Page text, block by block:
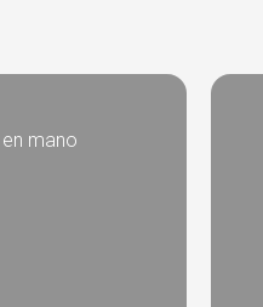
mano